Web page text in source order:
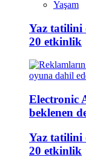
Yaşam
Yaz tatilini
20 etkinlik
Electronic
beklenen
Yaz tatilini
20 etkinlik